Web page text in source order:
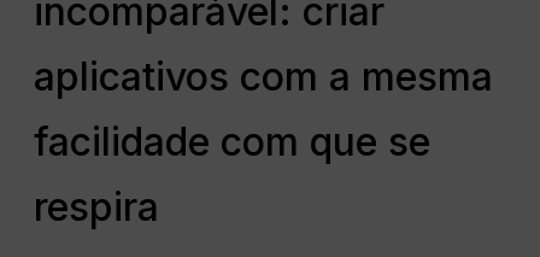
incomparável: criar
aplicativos com a mesma
facilidade com que se
respira